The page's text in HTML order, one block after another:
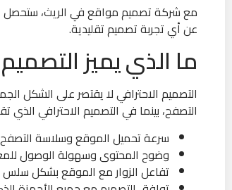
مع شركة تصميم مواقع في الريث، ستحصل
عن أي تجربة تصميم تقليدية.
ما الذي يميز
التصميم الاحترافي لا يقتصر على الشكل
التصفح، بينما في التصميم الاحترافي الذي
سرعة تحميل الموقع وسلاسة
وضوح المحتوى وسهولة الوصول
تفاعل الزوار مع الموقع بشكل